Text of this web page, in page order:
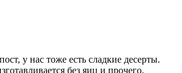
у нас тоже есть сладкие десерты.
без яиц и прочего.